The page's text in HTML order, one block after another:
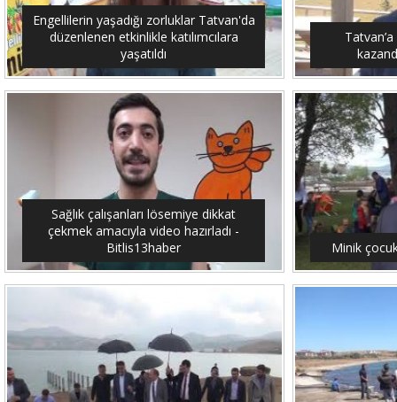
Engellilerin yaşadığı zorluklar Tatvan'da
düzenlenen etkinlikle katılımcılara
yaşatıldı
Sağlık çalışanları lösemiye dikkat
çekmek amacıyla video hazırladı -
Bitlis13haber
Minik